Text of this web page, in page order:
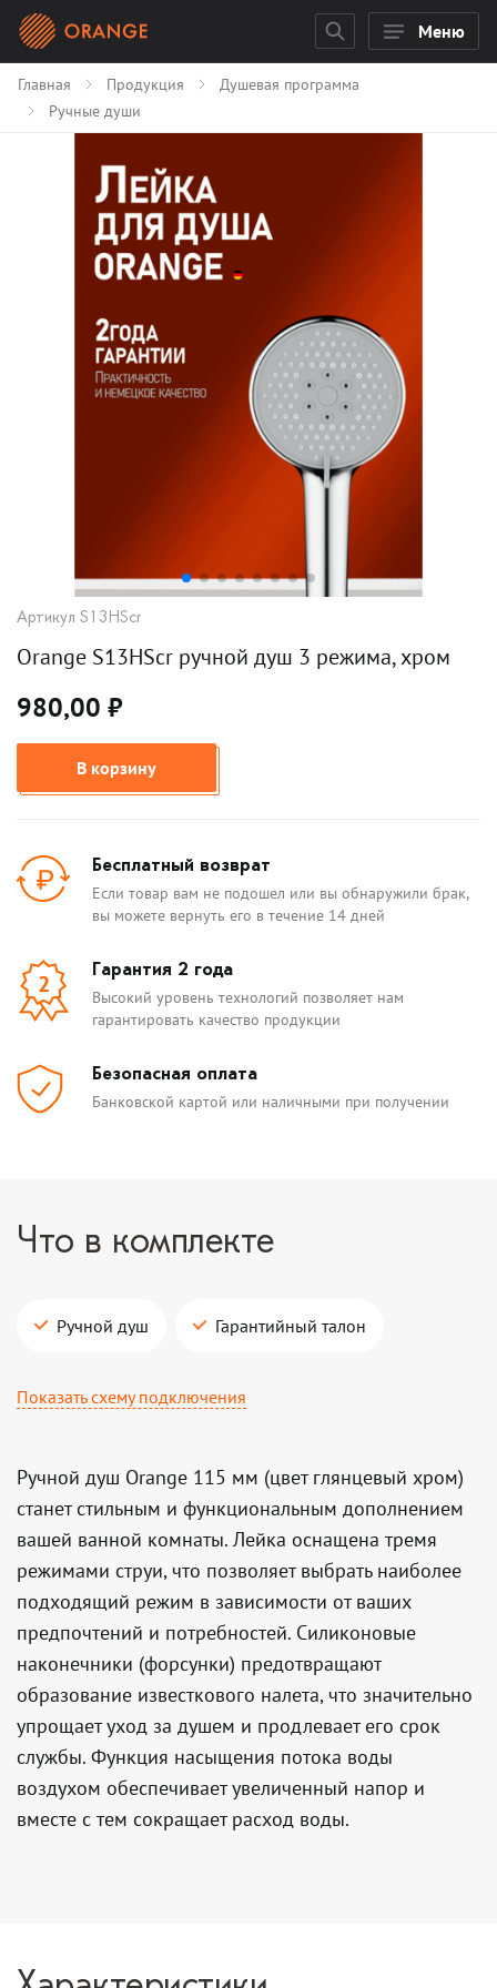
Меню
Главная Продукция
Душевая программа
Ручные души
Артикул S13HScr
Orange S13HScr ручной душ 3 режима, хром
980,00 ₽
В корзину
Бесплатный возврат
Если товар вам не подошел или вы обнаружили брак,
вы можете вернуть его в течение 14 дней
2 Гарантия 2 года
Высокий уровень технологий позволяет нам
гарантировать качество продукции
Безопасная оплата
Банковской картой или наличными при получении
Что в комплекте
Ручной душ Гарантийный талон
Показать схему подключения
Ручной душ Orange 115 мм (цвет глянцевый хром)
станет стильным и функциональным дополнением
вашей ванной комнаты. Лейка оснащена тремя
режимами струи, что позволяет выбрать наиболее
подходящий режим в зависимости от ваших
предпочтений и потребностей. Силиконовые
наконечники (форсунки) предотвращают
образование известкового налета, что значительно
упрощает уход за душем и продлевает его срок
службы. Функция насыщения потока воды
воздухом обеспечивает увеличенный напор и
вместе с тем сокращает расход воды.